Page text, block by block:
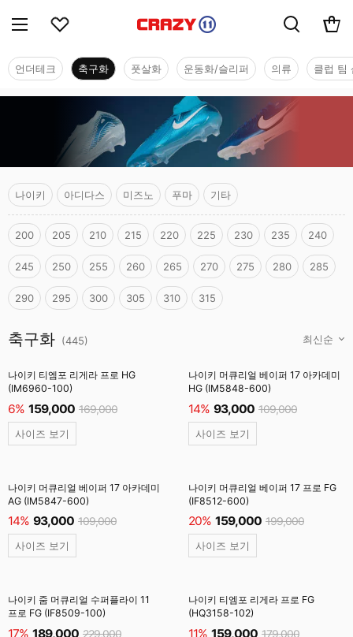
언더테크 축구화 풋살화 운동화/슬리퍼 의류 클럽 팀
나이키 아디다스 미즈노 푸마 기타
200 205 210 215 220 225 230 235 240
245 250 255 260 265 270 275 280 285
290 295 300 305 310 315
축구화 (445)
나이키 티엠포 리게라 프로 HG
(IM6960-100)
6% 159,000 169,000
사이즈 보기
나이키 머큐리얼 베이퍼 17 아카데미
HG (IM5848-600)
14% 93,000 109,000
사이즈 보기
나이키 머큐리얼 베이퍼 17 아카데미
AG (IM5847-600)
14% 93,000 109,000
사이즈 보기
나이키 머큐리얼 베이퍼 17 프로 FG
(IF8512-600)
20% 159,000 199,000
사이즈 보기
나이키 줌 머큐리얼 수퍼플라이 11
프로 FG (IF8509-100)
17% 189,000 229,000
나이키 티엠포 리게라 프로 FG
(HQ3158-102)
11% 159,000 179,000